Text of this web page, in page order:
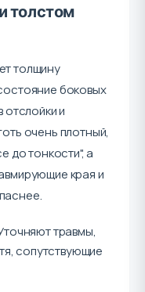
толстом
толщину
боковых
отслойки и
очень плотный,
до тонкости", а
края и
травмы,
сопутствующие